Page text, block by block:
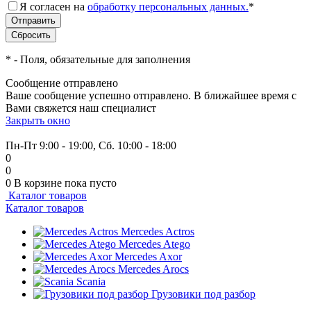
Я согласен на обработку персональных данных.*
* - Поля, обязательные для заполнения
Сообщение отправлено
Ваше сообщение успешно отправлено. В ближайшее время с
Вами свяжется наш специалист
Закрыть окно
Пн-Пт 9:00 - 19:00, Сб. 10:00 - 18:00
0
0
0 В корзине пока пусто
Каталог товаров
Каталог товаров
Mercedes Actros
Mercedes Atego
Mercedes Axor
Mercedes Arocs
Scania
Грузовики под разбор